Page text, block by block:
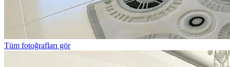
Tüm fotoğrafları gör